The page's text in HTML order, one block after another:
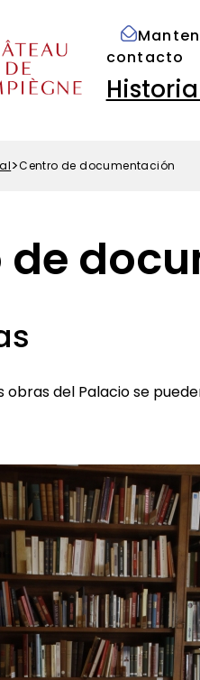
Menu
Top
contacto
Navigation
principale
Centro de documentación
de
obras del Palacio se